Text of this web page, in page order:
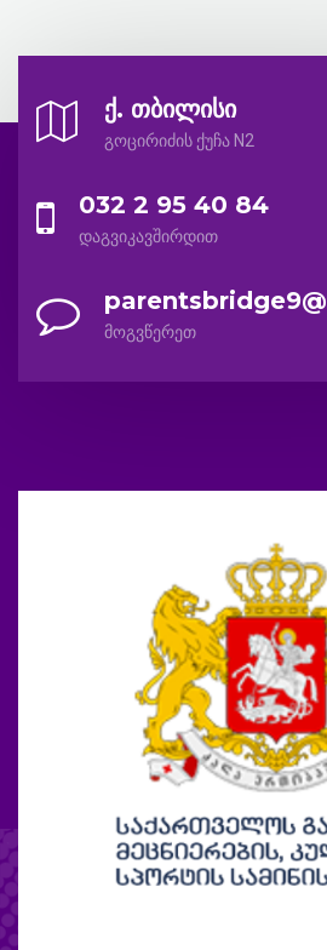
ქ. თბილისი
გოცირიძის ქუჩა N2
032 2 95 40 84
დაგვიკავშირდით
მოგვწერეთ